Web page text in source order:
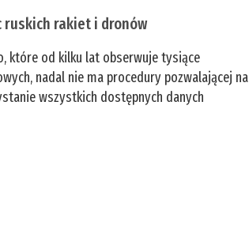
ruskich rakiet i dronów
które od kilku lat obserwuje tysiące
nadal nie ma procedury pozwalającej na
wszystkich dostępnych danych